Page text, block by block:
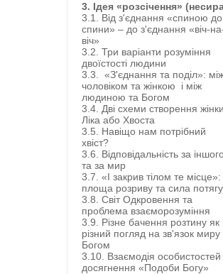
3. Ідея «розсічення»
3.1. Від з'єднання «спиною до
спини» – до з'єднання «віч-
віч»
3.2. Три варіанти розуміння
двоїстості людини
3.3. «З'єднання та поділ»:
чоловіком та жінкою і між
людиною та Богом
3.4. Дві схеми створення
Ліка або Хвоста
3.5. Навіщо нам потрібний
хвіст?
3.6. Відповідальність за
та за мир
3.7. «І закрив тілом те місце»:
площа розриву та сила потягу
3.8. Світ Одкровення та
проблема взаєморозуміння
3.9. Різне бачення розтину як
різний погляд на зв'язок миру
Богом
3.10. Взаємодія особистостей
досягнення «Подоби Богу»